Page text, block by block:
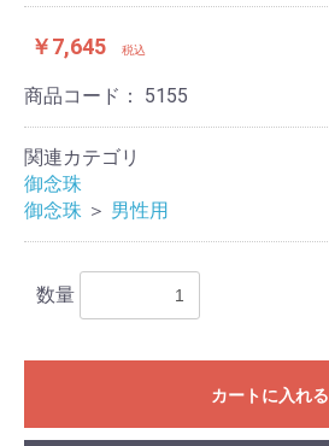
￥7,645 税込
商品コード： 5155
関連カテゴリ
御念珠
御念珠 ＞ 男性用
数量
カートに入れる
お買い物を続ける